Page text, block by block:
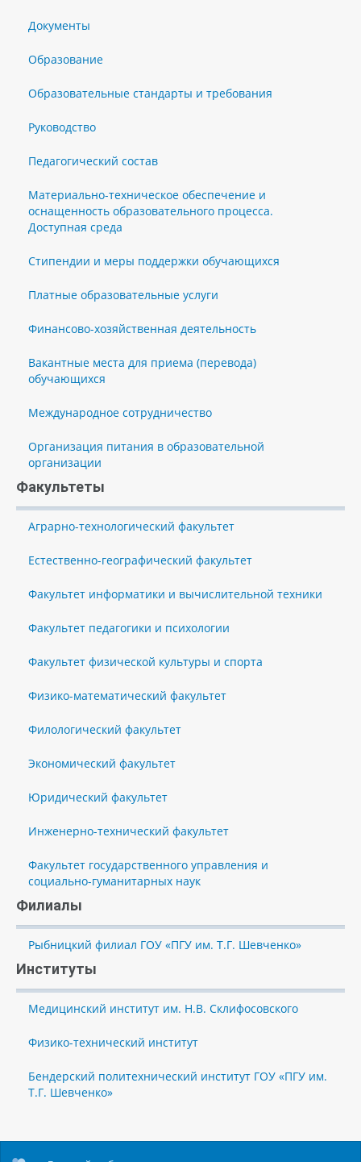
Документы
Образование
Образовательные стандарты и требования
Руководство
Педагогический состав
Материально-техническое обеспечение и
оснащенность образовательного процесса.
Доступная среда
Стипендии и меры поддержки обучающихся
Платные образовательные услуги
Финансово-хозяйственная деятельность
Вакантные места для приема (перевода)
обучающихся
Международное сотрудничество
Организация питания в образовательной
организации
Факультеты
Аграрно-технологический факультет
Естественно-географический факультет
Факультет информатики и вычислительной техники
Факультет педагогики и психологии
Факультет физической культуры и спорта
Физико-математический факультет
Филологический факультет
Экономический факультет
Юридический факультет
Инженерно-технический факультет
Факультет государственного управления и
социально-гуманитарных наук
Филиалы
Рыбницкий филиал ГОУ «ПГУ им. Т.Г. Шевченко»
Институты
Медицинский институт им. Н.В. Склифосовского
Физико-технический институт
Бендерский политехнический институт ГОУ «ПГУ им.
Т.Г. Шевченко»